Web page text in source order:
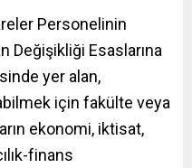
Personelinin
Değişikliği Esaslarına
yer alan,
için fakülte veya
ekonomi, iktisat,
finans